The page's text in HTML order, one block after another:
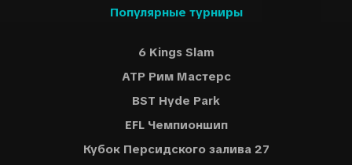
Популярные турниры
6 Kings Slam
ATP Рим Мастерс
BST Hyde Park
EFL Чемпионшип
Кубок Персидского залива 27